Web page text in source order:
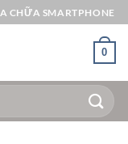
CHỮA SMARTPHONE
0